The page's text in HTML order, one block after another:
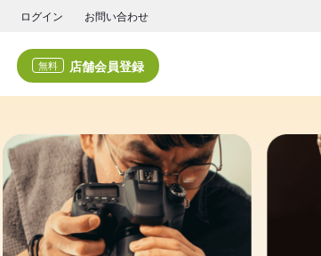
ログイン お問い合わせ
無料 店舗会員登録